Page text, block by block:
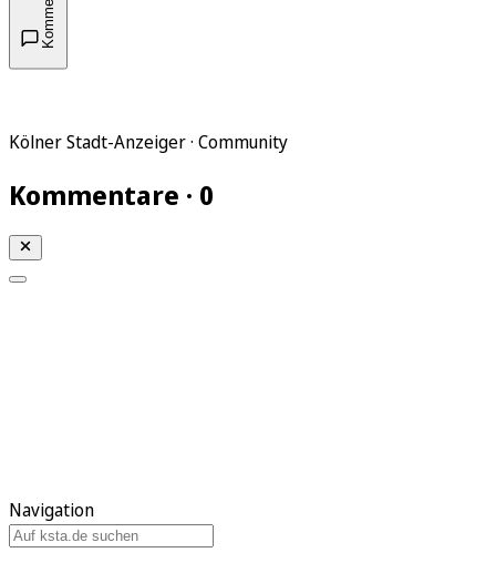
Kölner Stadt-Anzeiger · Community
Kommentare · 0
Navigation